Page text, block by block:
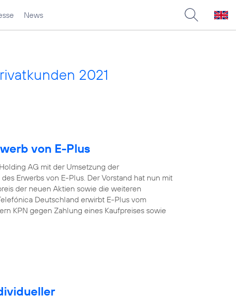
News
2021
von E-Plus
AG mit der Umsetzung der
Erwerbs von E-Plus. Der Vorstand hat nun mit
der neuen Aktien sowie die weiteren
Deutschland erwirbt E-Plus vom
KPN gegen Zahlung eines Kaufpreises sowie